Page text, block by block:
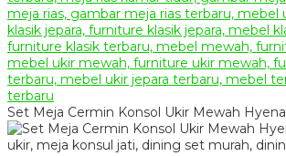
Set Meja Cermin Konsol Ukir Mewah Hyena